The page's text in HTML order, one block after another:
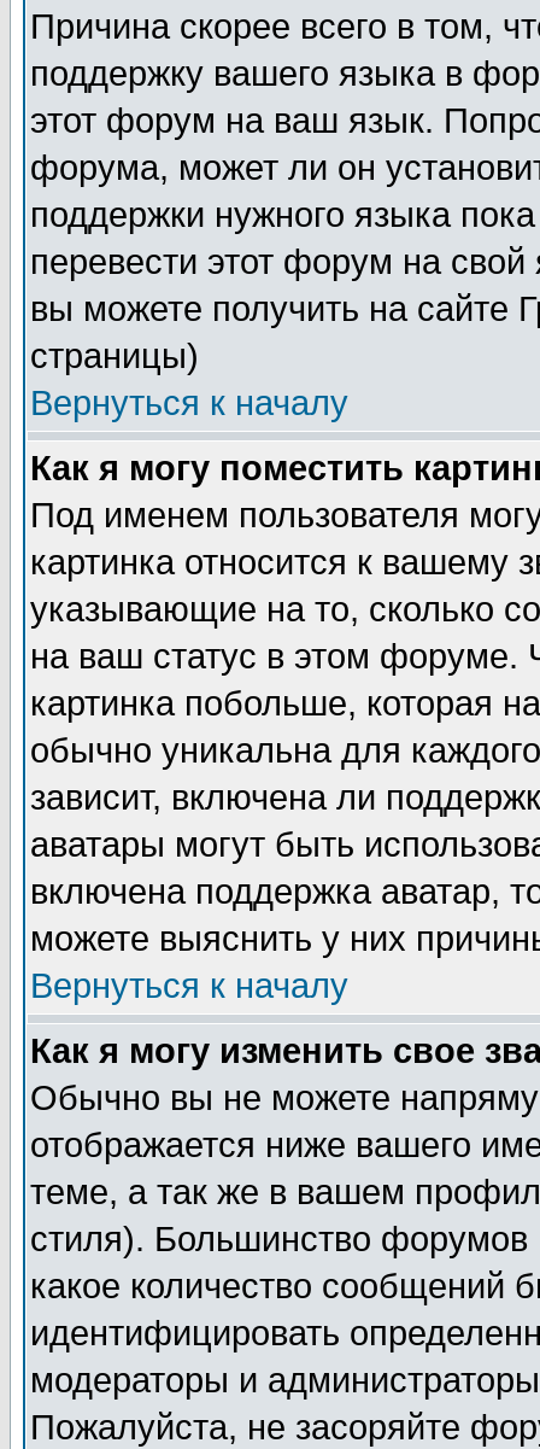
Причина скорее всего в том,
поддержку вашего языка в
этот форум на ваш язык.
форума, может ли он
поддержки нужного языка
перевести этот форум на
вы можете получить на сайте
страницы)
Вернуться к началу
Как я могу поместить
Под именем пользователя
картинка относится к вашему
указывающие на то, сколько
на ваш статус в этом форуме.
картинка побольше, которая
обычно уникальна для
зависит, включена ли
аватары могут быть
включена поддержка аватар,
можете выяснить у них
Вернуться к началу
Как я могу изменить свое
Обычно вы не можете
отображается ниже вашего
теме, а так же в вашем
стиля). Большинство форумов
какое количество сообщений
идентифицировать
модераторы и
Пожалуйста, не засоряйте